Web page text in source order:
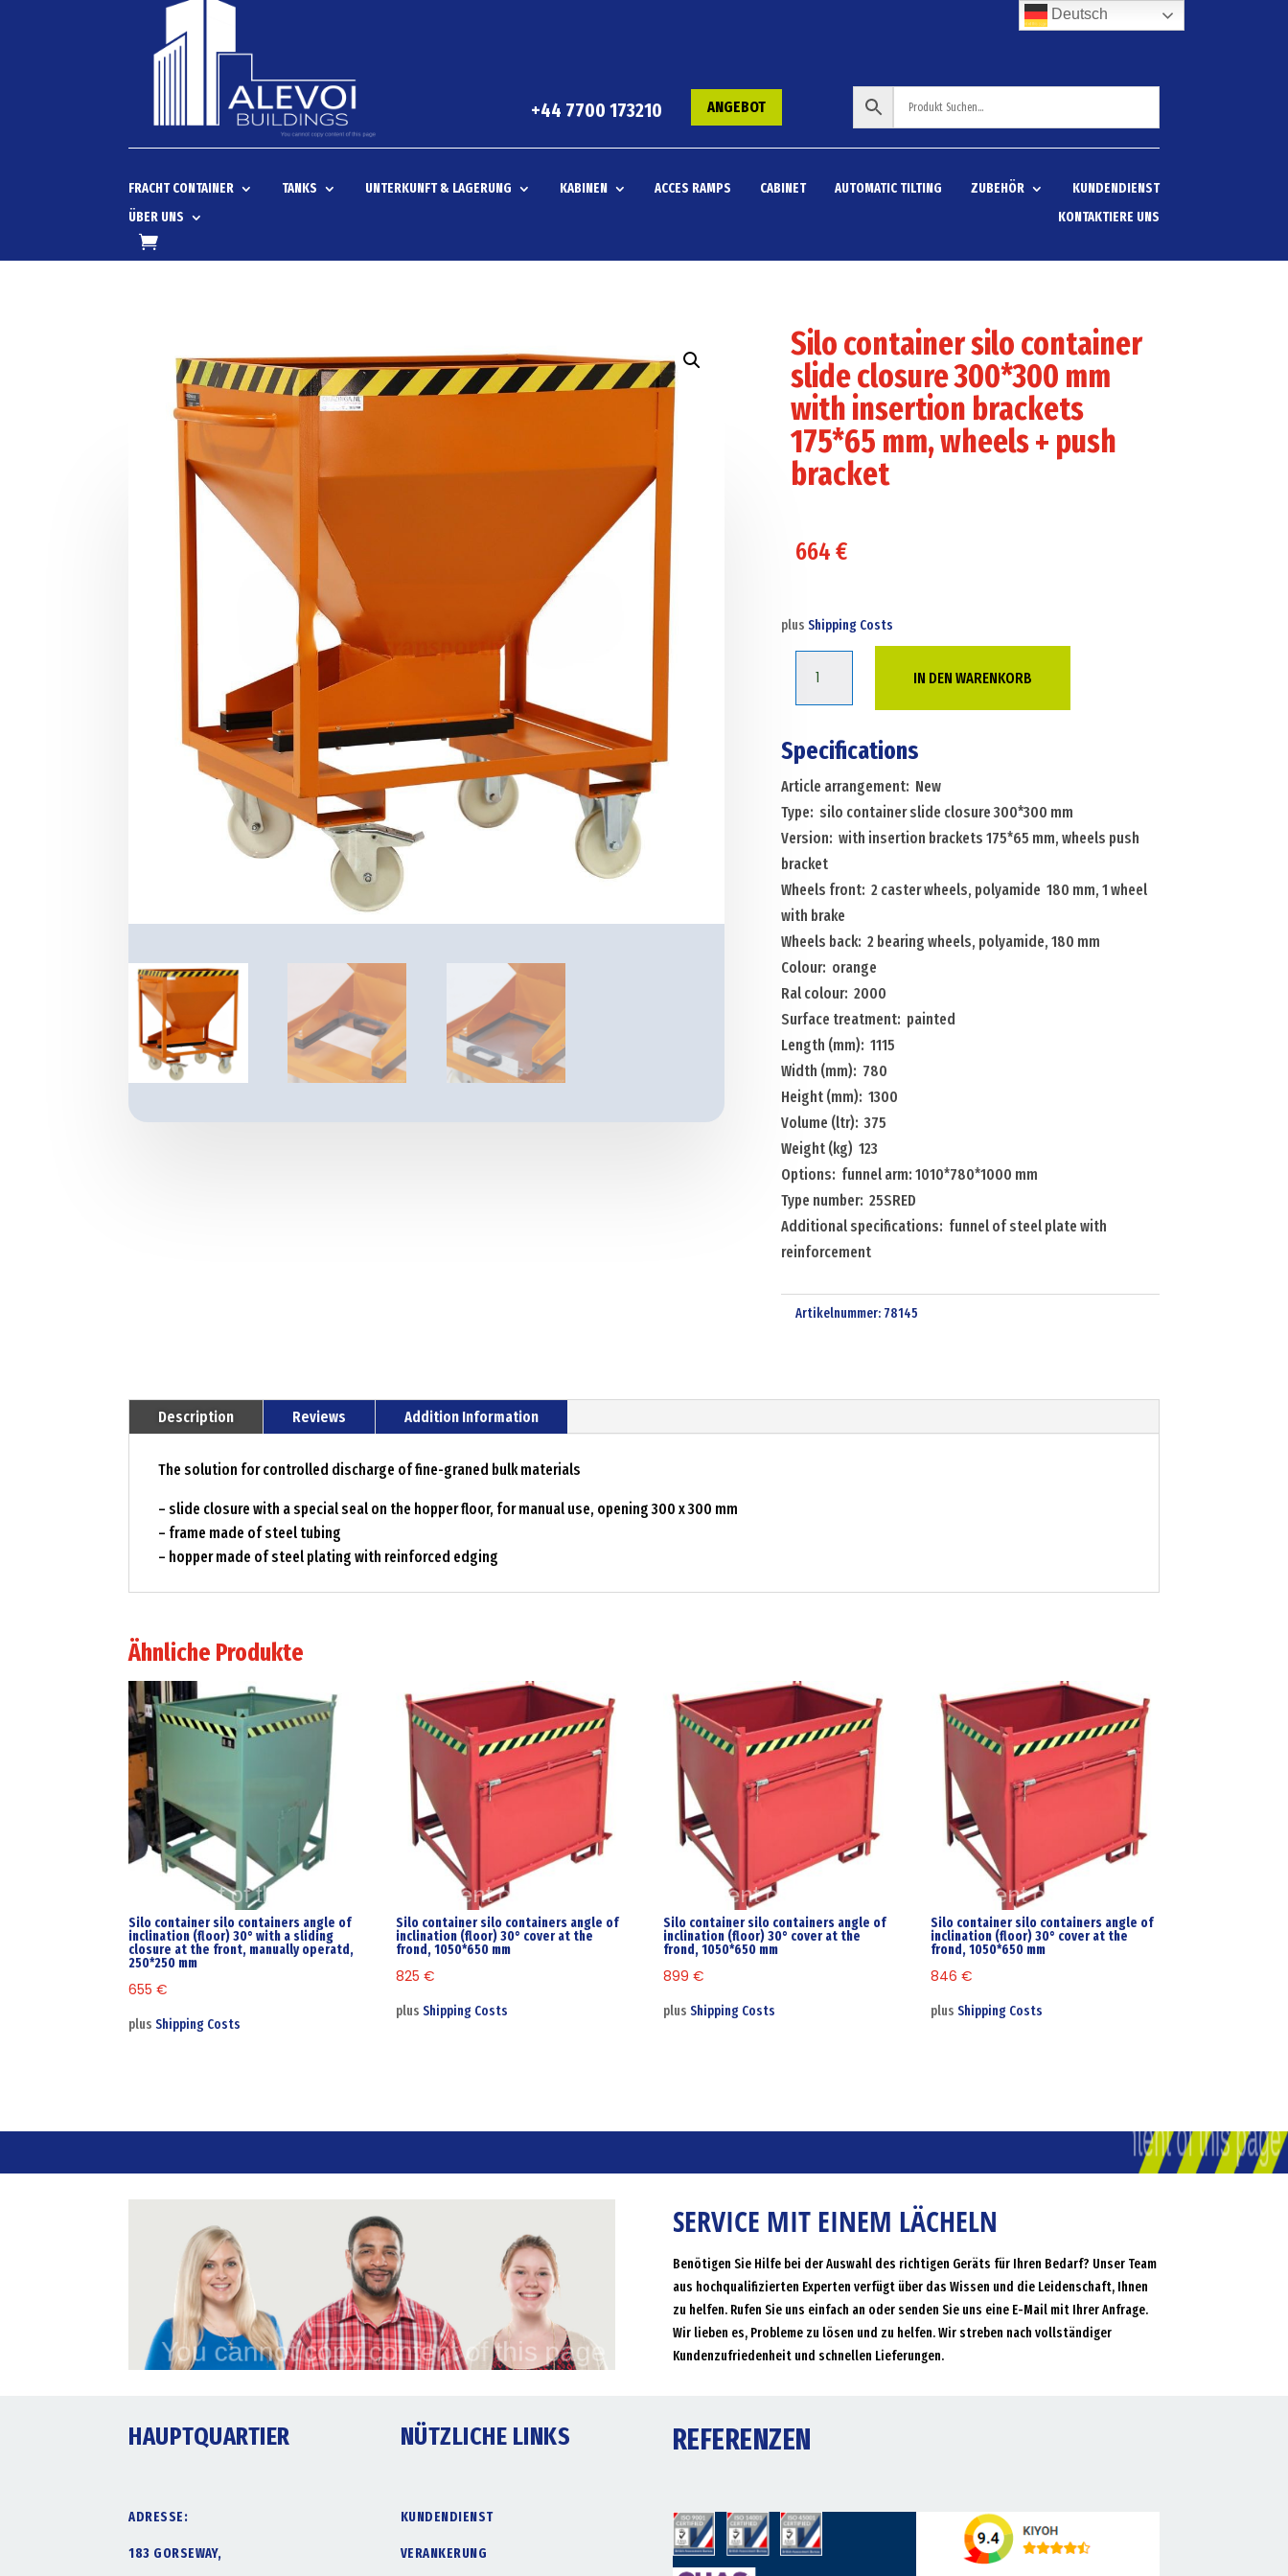
+44 7700 173210 ANGEBOT
FRACHT CONTAINER TANKS UNTERKUNFT & LAGERUNG KABINEN ACCES RAMPS CABINET AUTOMATIC TILTING ZUBEHÖR
KUNDENDIENST
ÜBER UNS
KONTAKTIERE UNS
Silo container silo container
slide closure 300*300 mm
with insertion brackets
175*65 mm, wheels + push
bracket
664€
plus Shipping Costs
container
slide
closure
300*300
mm
with
insertion
brackets
175*65
mm,
wheels
+
push
bracket
Menge
IN DEN WARENKORB
Specifications
Article arrangement: New
Type: silo container slide closure 300*300 mm
Version: with insertion brackets 175*65 mm, wheels push
bracket
Wheels front: 2 caster wheels, polyamide  180 mm, 1 wheel
with brake
Wheels back: 2 bearing wheels, polyamide, 180 mm
Colour: orange
Ral colour: 2000
Surface treatment: painted
Length (mm): 1115
Width (mm): 780
Height (mm): 1300
Volume (ltr): 375
Weight (kg) 123
Options: funnel arm: 1010*780*1000 mm
Type number: 25SRED
Additional specifications: funnel of steel plate with
reinforcement
Artikelnummer: 78145
Description Reviews Addition Information
The solution for controlled discharge of fine-graned bulk materials
– slide closure with a special seal on the hopper floor, for manual use, opening 300 x 300 mm
– frame made of steel tubing
– hopper made of steel plating with reinforced edging
Ähnliche Produkte
Silo container silo containers angle of
inclination (floor) 30° with a sliding
closure at the front, manually operatd,
250*250 mm
655€
plusShipping Costs
Silo container silo containers angle of
inclination (floor) 30° cover at the
frond, 1050*650 mm
825€
plusShipping Costs
Silo container silo containers angle of
inclination (floor) 30° cover at the
frond, 1050*650 mm
899€
plusShipping Costs
Silo container silo containers angle of
inclination (floor) 30° cover at the
frond, 1050*650 mm
846€
plusShipping Costs
SERVICE MIT EINEM LÄCHELN
Benötigen Sie Hilfe bei der Auswahl des richtigen Geräts für Ihren Bedarf? Unser Team
aus hochqualifizierten Experten verfügt über das Wissen und die Leidenschaft, Ihnen
zu helfen. Rufen Sie uns einfach an oder senden Sie uns eine E-Mail mit Ihrer Anfrage.
Wir lieben es, Probleme zu lösen und zu helfen. Wir streben nach vollständiger
Kundenzufriedenheit und schnellen Lieferungen.
HAUPTQUARTIER
ADRESSE:
183 GORSEWAY,
NÜTZLICHE LINKS
KUNDENDIENST
VERANKERUNG
REFERENZEN
Deutsch